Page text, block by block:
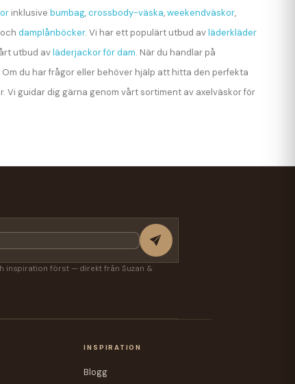
inklusive bumbag,crossbody-väska,weekendväskor,
och damplånböcker. Vi har ett populärt utbud avläderkläder
utbud avläderjackor för dam. När du handlar på
du har frågor eller behöver hjälp att hitta den perfekta
Vi guidar dig gärna genom vårt sortiment av axelväskor för
inspiration först — direkt från Suzan &
INSPIRATION
Blogg